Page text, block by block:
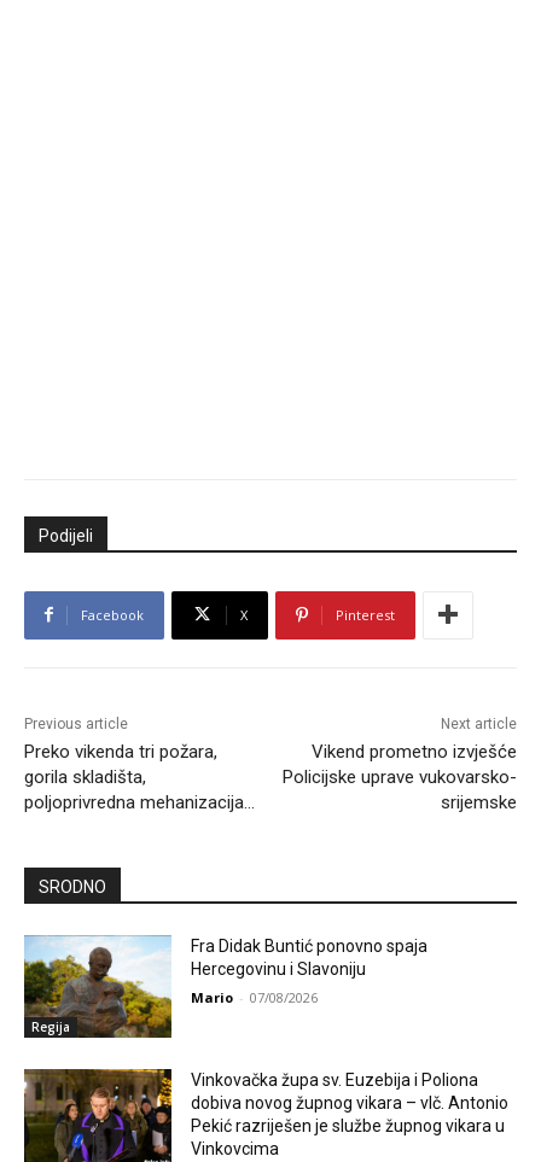
Podijeli
Facebook X Pinterest
Previous article
Preko vikenda tri požara,
gorila skladišta,
poljoprivredna mehanizacija…
Next article
Vikend prometno izvješće
Policijske uprave vukovarsko-
srijemske
SRODNO
Regija
Fra Didak Buntić ponovno spaja
Hercegovinu i Slavoniju
Mario - 07/08/2026
Vinkovačka župa sv. Euzebija i Poliona
dobiva novog župnog vikara – vlč. Antonio
Pekić razriješen je službe župnog vikara u
Vinkovcima